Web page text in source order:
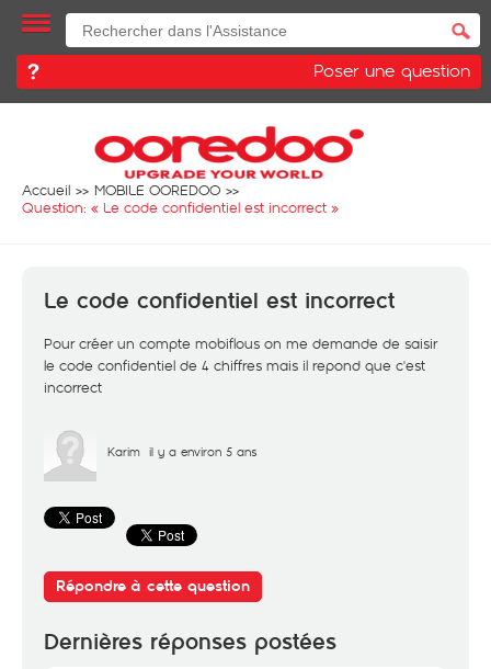
Poser une question
Accueil
MOBILE OOREDOO
Question: « Le code confidentiel est incorrect »
Le code confidentiel est incorrect
Pour créer un compte mobiflous on me demande de saisir
le code confidentiel de 4 chiffres mais il repond que c'est
incorrect
Karim il y a environ 5 ans
Répondre à cette question
Dernières réponses postées